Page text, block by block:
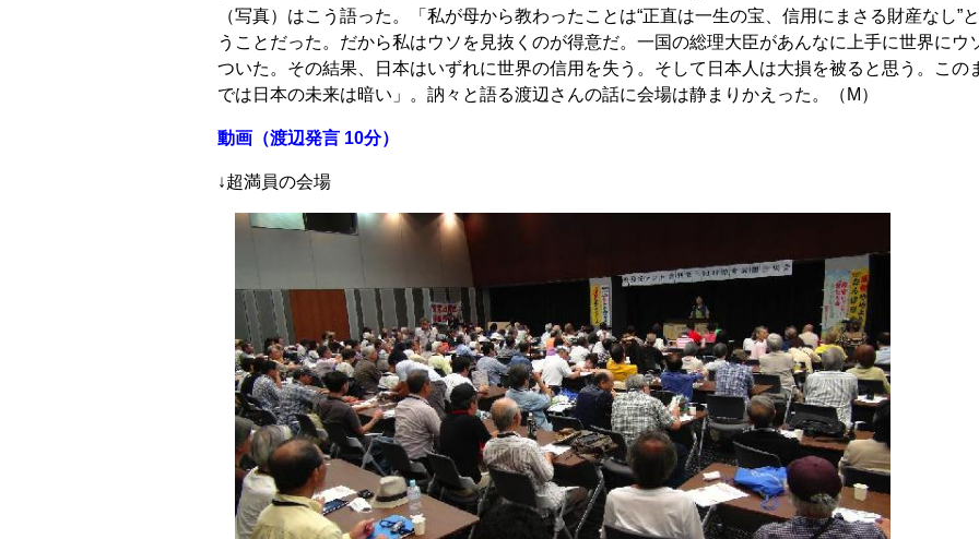
（写真）はこう語った。「私が母から教わったことは“正直は一生の宝、信用にまさる財産なし”
うことだった。だから私はウソを見抜くのが得意だ。一国の総理大臣があんなに上手に世界にウ
ついた。その結果、日本はいずれに世界の信用を失う。そして日本人は大損を被ると思う。この
では日本の未来は暗い」。訥々と語る渡辺さんの話に会場は静まりかえった。（M）
動画（渡辺発言 10分）
↓超満員の会場